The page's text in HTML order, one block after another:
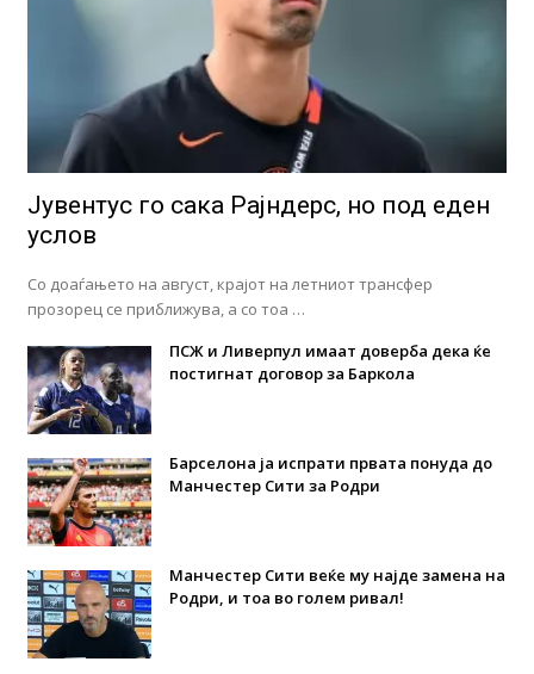
Јувентус го сака Рајндерс, но под еден
услов
Со доаѓањето на август, крајот на летниот трансфер
прозорец се приближува, а со тоа …
ПСЖ и Ливерпул имаат доверба дека ќе
постигнат договор за Баркола
Барселона ја испрати првата понуда до
Манчестер Сити за Родри
Манчестер Сити веќе му најде замена на
Родри, и тоа во голем ривал!